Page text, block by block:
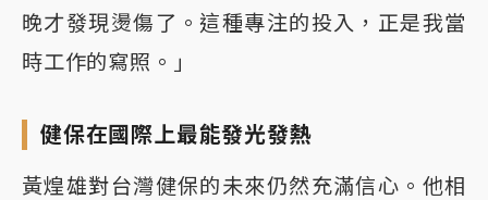
晚才發現燙傷了。這種專注的投入，正是我當
時工作的寫照。」
健保在國際上最能發光發熱
黃煌雄對台灣健保的未來仍然充滿信心。他相